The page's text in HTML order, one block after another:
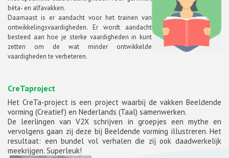
bèta- en alfavakken.
Daarnaast is er aandacht voor het trainen van
ontwikkelingsvaardigheden. Er wordt aandacht
besteed aan hoe je sterke vaardigheden in kunt
zetten om de wat minder ontwikkelde
vaardigheden te verbeteren.
CreTaproject
Het CreTa-project is een project waarbij de vakken Beeldende
vorming (Creatief) en Nederlands (Taal) samenwerken.
De leerlingen van V2X schrijven in groepjes een mythe en
vervolgens gaan zij deze bij Beeldende vorming illustreren. Het
resultaat: een bundel vol verhalen die zij ook daadwerkelijk
meekrijgen. Superleuk!